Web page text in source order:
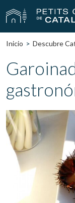
Nuestros
Bodas
Cheques
Contacto
Iniciar
Inicio Descubre